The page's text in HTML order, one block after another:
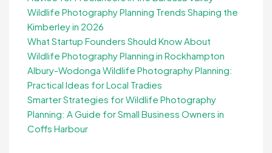
Wildlife Photography Planning Trends Shaping the
Kimberley in 2026
What Startup Founders Should Know About
Wildlife Photography Planning in Rockhampton
Albury-Wodonga Wildlife Photography Planning:
Practical Ideas for Local Tradies
Smarter Strategies for Wildlife Photography
Planning: A Guide for Small Business Owners in
Coffs Harbour